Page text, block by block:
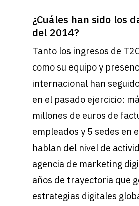
¿Cuáles han sido los
del 2014?
Tanto los ingresos de
como su equipo y
internacional han
en el pasado ejercicio:
millones de euros de
empleados y 5 sedes en
hablan del nivel de
agencia de marketing
años de trayectoria que
estrategias digitales